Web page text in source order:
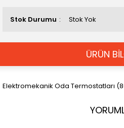
Stok Durumu Stok Yok
ÜRÜN
Elektromekanik Oda Termostatları